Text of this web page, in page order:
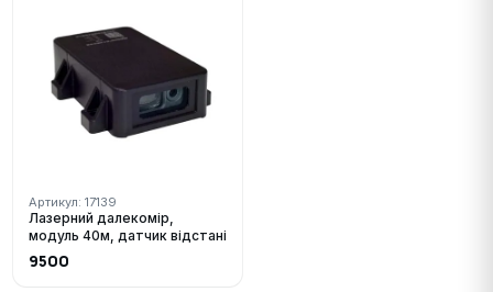
Артикул: 17139
Лазерний далекомір,
модуль 40м, датчик відстані
9500